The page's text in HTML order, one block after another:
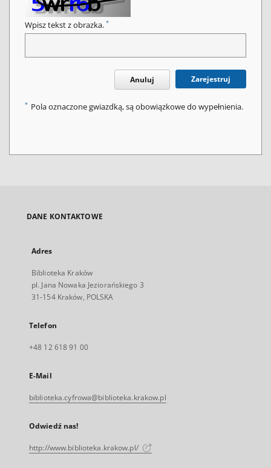
Wpisz tekst z obrazka. *
Anuluj Zarejestruj
* Pola oznaczone gwiazdką, są obowiązkowe do wypełnienia.
DANE KONTAKTOWE
Adres
Biblioteka Kraków
pl. Jana Nowaka Jeziorańskiego 3
31-154 Kraków, POLSKA
Telefon
+48 12 618 91 00
E-Mail
biblioteka.cyfrowa@biblioteka.krakow.pl
Odwiedź nas!
http://www.biblioteka.krakow.pl/